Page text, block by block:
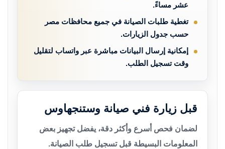
عشر مساءً.
تغطية طلبات الصيانة في جميع محافظات مصر
حسب جدول الزيارات.
إمكانية إرسال البيانات مباشرة عبر واتساب لتقليل
وقت تسجيل الطلب.
قبل زيارة فني صيانة وستنجهاوس
لضمان فحص أسرع وأكثر دقة، يفضل تجهيز بعض
المعلومات البسيطة قبل تسجيل طلب الصيانة.